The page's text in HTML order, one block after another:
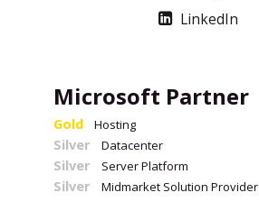
LinkedIn
Microsoft Partner
Gold Hosting
Silver Datacenter
Silver Server Platform
Silver Midmarket Solution Provider